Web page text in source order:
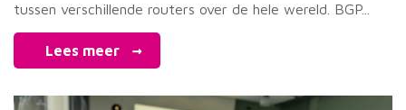
tussen verschillende routers over de hele wereld. BGP...
Lees meer